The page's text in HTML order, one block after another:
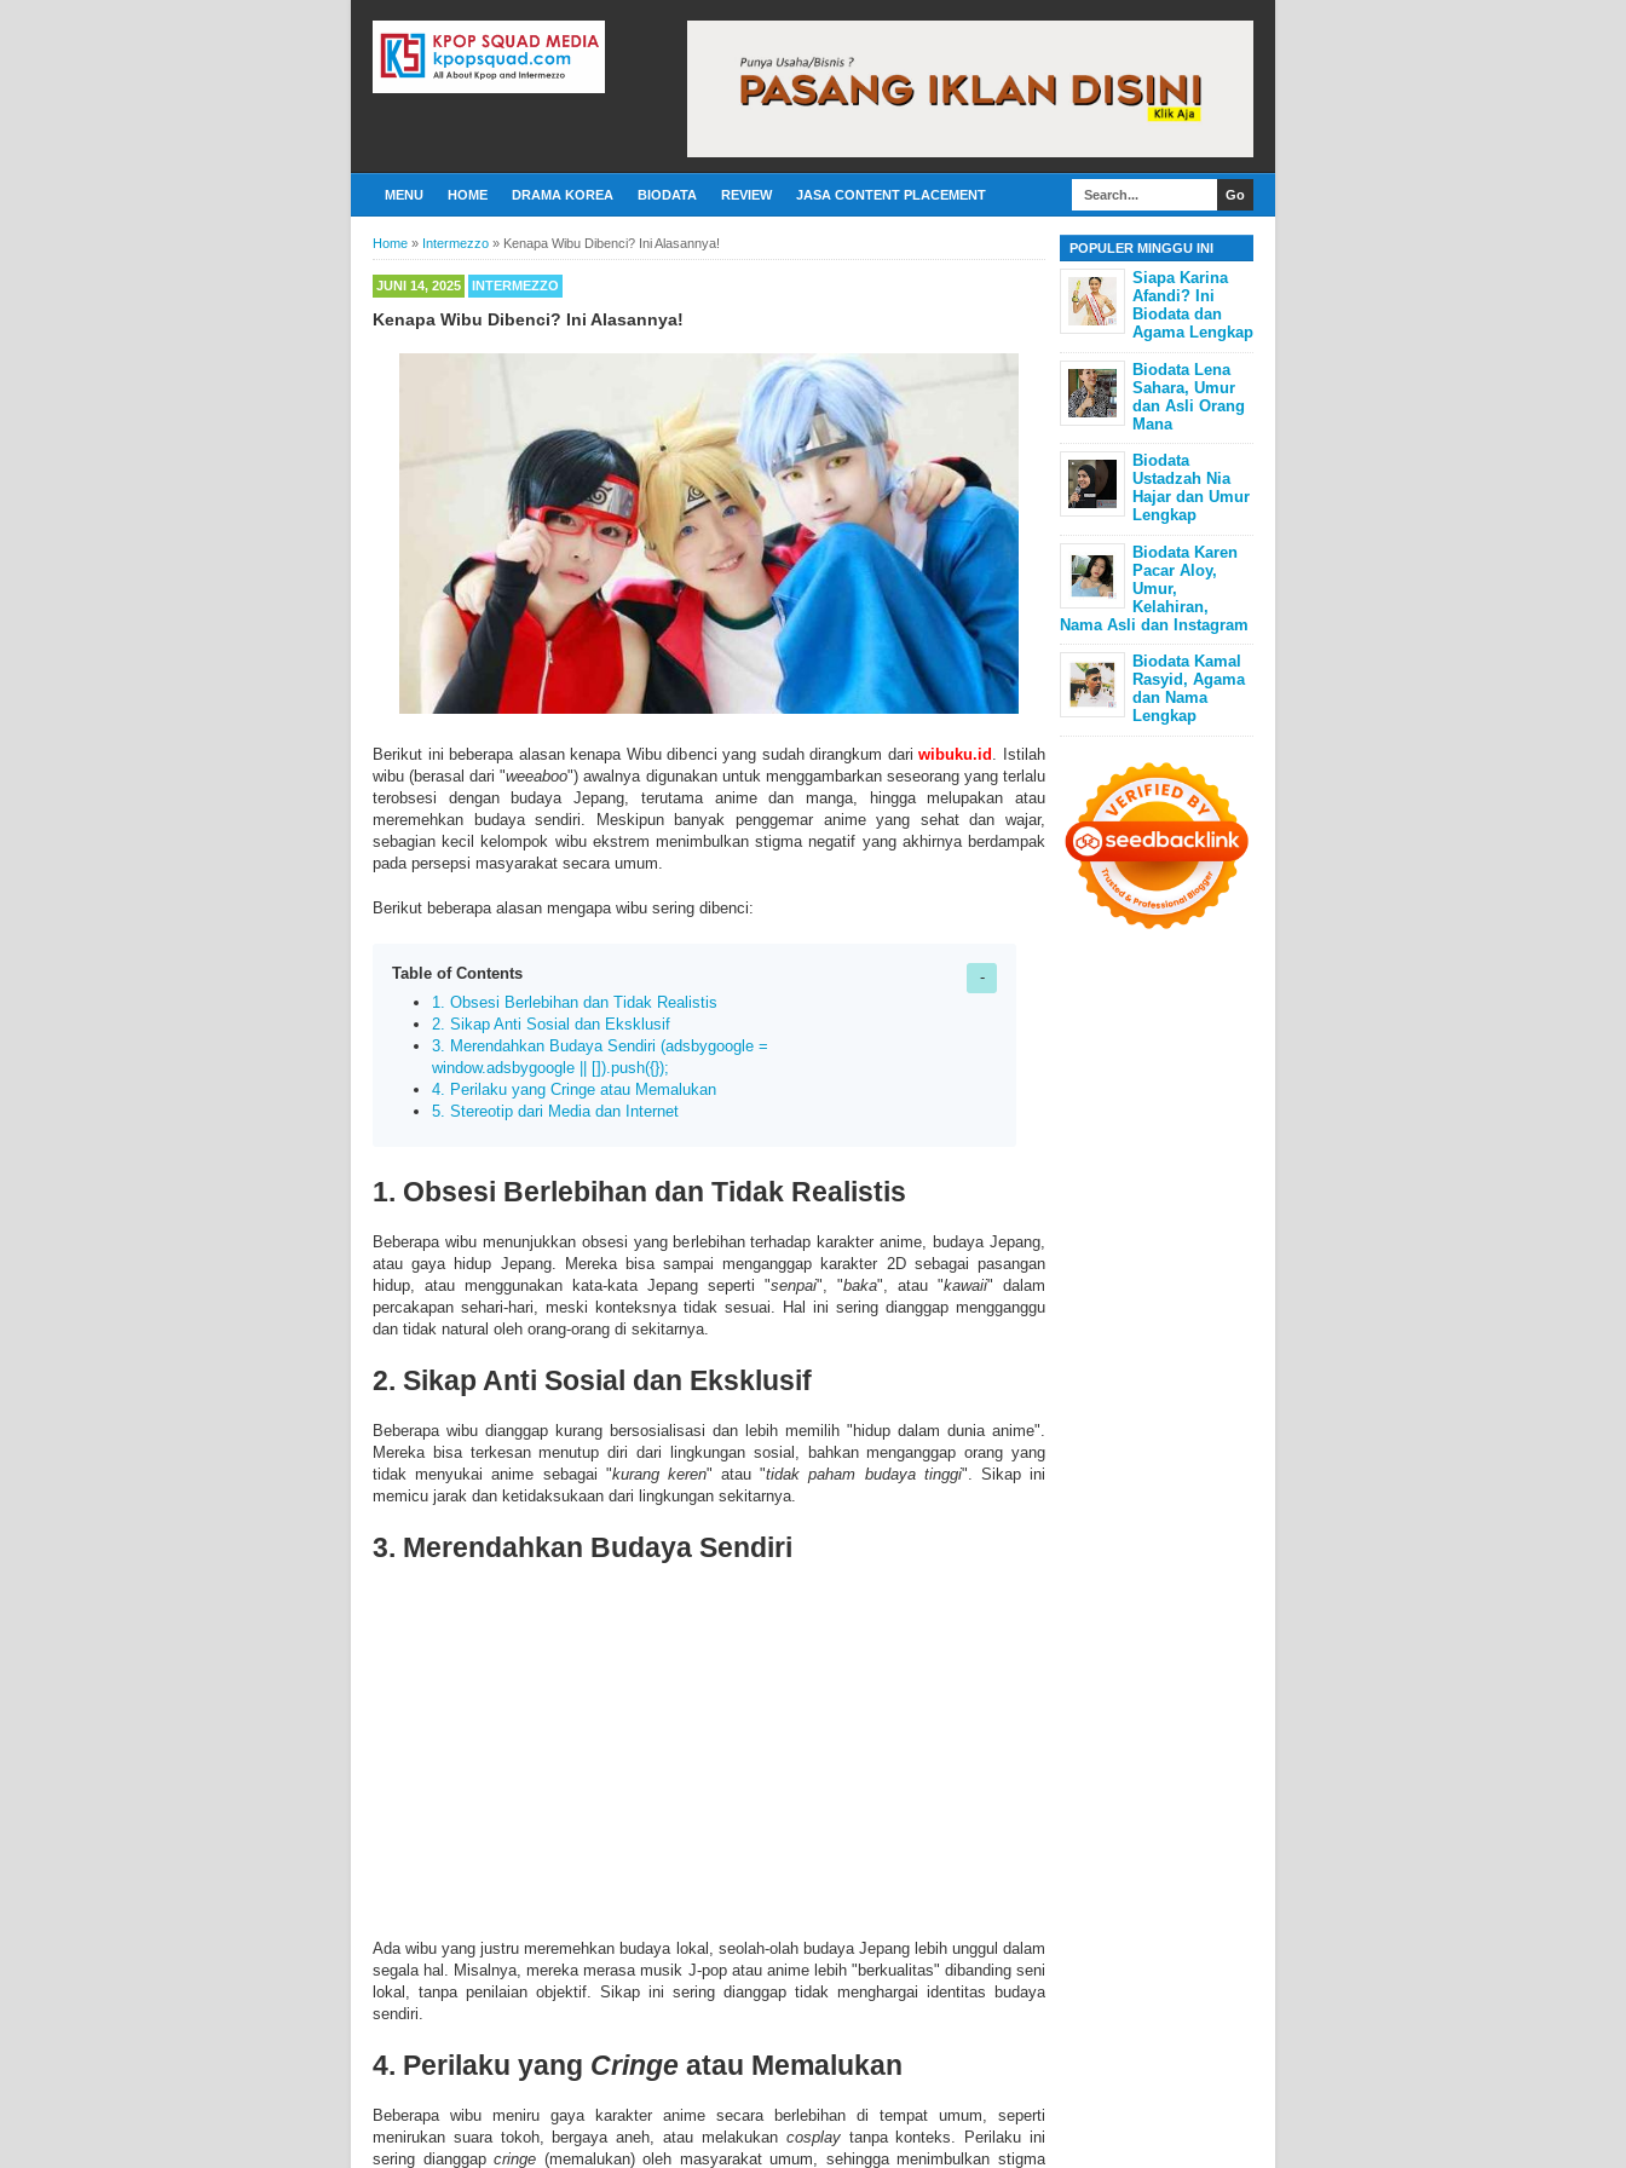
MENU HOME DRAMA KOREA BIODATA REVIEW JASA CONTENT PLACEMENT
Home » Intermezzo » Kenapa Wibu Dibenci? Ini Alasannya!
JUNI 14, 2025 INTERMEZZO
Kenapa Wibu Dibenci? Ini Alasannya!
Berikut ini beberapa alasan kenapa Wibu dibenci yang sudah dirangkum dariwibuku.id
. Istilah
wibu (berasal dari "weeaboo") awalnya digunakan untuk menggambarkan seseorang yang terlalu
terobsesi dengan budaya Jepang, terutama anime dan manga, hingga melupakan atau
meremehkan budaya sendiri. Meskipun banyak penggemar anime yang sehat dan wajar,
sebagian kecil kelompok wibu ekstrem menimbulkan stigma negatif yang akhirnya berdampak
pada persepsi masyarakat secara umum.
Berikut beberapa alasan mengapa wibu sering dibenci:
Table of Contents
1. Obsesi Berlebihan dan Tidak Realistis
2. Sikap Anti Sosial dan Eksklusif
3. Merendahkan Budaya Sendiri (adsbygoogle =
window.adsbygoogle || []).push({});
4. Perilaku yang Cringe atau Memalukan
5. Stereotip dari Media dan Internet
1. Obsesi Berlebihan dan Tidak Realistis
Beberapa wibu menunjukkan obsesi yang berlebihan terhadap karakter anime, budaya Jepang,
atau gaya hidup Jepang. Mereka bisa sampai menganggap karakter 2D sebagai pasangan
hidup, atau menggunakan kata-kata Jepang seperti "senpai", "baka", atau "kawaii" dalam
percakapan sehari-hari, meski konteksnya tidak sesuai. Hal ini sering dianggap mengganggu
dan tidak natural oleh orang-orang di sekitarnya.
2. Sikap Anti Sosial dan Eksklusif
Beberapa wibu dianggap kurang bersosialisasi dan lebih memilih "hidup dalam dunia anime".
Mereka bisa terkesan menutup diri dari lingkungan sosial, bahkan menganggap orang yang
tidak menyukai anime sebagai "kurang keren" atau "tidak paham budaya tinggi". Sikap ini
memicu jarak dan ketidaksukaan dari lingkungan sekitarnya.
3. Merendahkan Budaya Sendiri
Ada wibu yang justru meremehkan budaya lokal, seolah-olah budaya Jepang lebih unggul dalam
segala hal. Misalnya, mereka merasa musik J-pop atau anime lebih "berkualitas" dibanding seni
lokal, tanpa penilaian objektif. Sikap ini sering dianggap tidak menghargai identitas budaya
sendiri.
4. Perilaku yang Cringe atau Memalukan
Beberapa wibu meniru gaya karakter anime secara berlebihan di tempat umum, seperti
menirukan suara tokoh, bergaya aneh, atau melakukan cosplaytanpa konteks. Perilaku ini
sering dianggapcringe (memalukan) oleh masyarakat umum, sehingga menimbulkan stigma
POPULER MINGGU INI
Siapa Karina
Afandi? Ini
Biodata dan
Agama Lengkap
Biodata Lena
Sahara, Umur
dan Asli Orang
Mana
Biodata
Ustadzah Nia
Hajar dan Umur
Lengkap
Biodata Karen
Pacar Aloy,
Umur,
Kelahiran,
Nama Asli dan Instagram
Biodata Kamal
Rasyid, Agama
dan Nama
Lengkap